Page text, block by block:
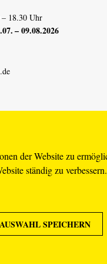
der Website zu
ständig zu verbessern.
AUSWAHL SPEICHERN
18.30 Uhr
– 09.08.2026